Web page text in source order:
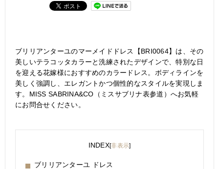
ブリリアンターユのマーメイドドレス【BRI0064】は、その
美しいテラコッタカラーと洗練されたデザインで、特別な日
を迎える花嫁様におすすめのカラードレス。ボディラインを
美しく強調し、エレガントかつ個性的なスタイルを実現しま
す。MISS SABRINA&CO（ミスサブリナ表参道）へお気軽
にお問合せください。
INDEX[非表示]
ブリリアンターユ ドレス